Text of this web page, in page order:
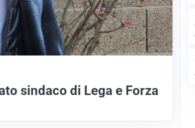
sindaco di Lega e Forza